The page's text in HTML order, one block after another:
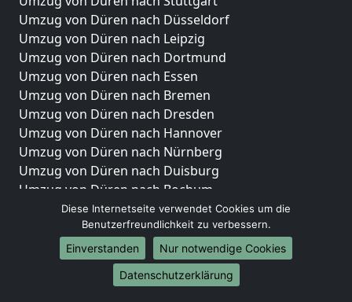
Umzug von Düren nach Düsseldorf
Umzug von Düren nach Leipzig
Umzug von Düren nach Dortmund
Umzug von Düren nach Essen
Umzug von Düren nach Bremen
Umzug von Düren nach Dresden
Umzug von Düren nach Hannover
Umzug von Düren nach Nürnberg
Umzug von Düren nach Duisburg
Umzug von Düren nach Bochum
Umzug von Düren nach Wuppertal
Umzug von Düren nach Bielefeld
Umzug von Düren nach Bonn
Umzug von Düren nach Münster
Diese Internetseite verwendet Cookies um die
Benutzerfreundlichkeit zu verbessern.
Einverstanden
Nur notwendige Cookies
Datenschutzerklärung